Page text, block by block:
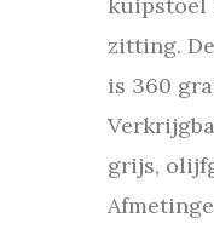
kuipstoel
zitting.
is 360
grijs,